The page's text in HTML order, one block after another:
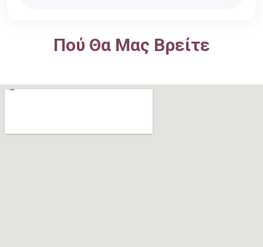
Πού Θα Μας Βρείτε